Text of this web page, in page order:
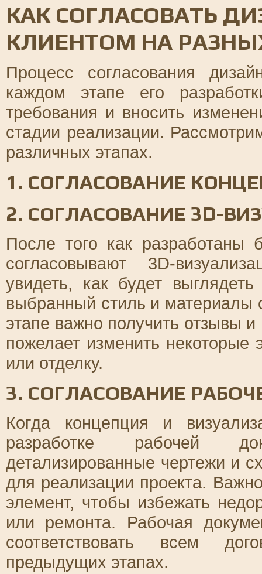
КАК СОГЛАСОВАТЬ
КЛИЕНТОМ НА
Процесс согласования
каждом этапе его
требования и вносить
стадии реализации.
различных этапах.
1. СОГЛАСОВАНИЕ
2. СОГЛАСОВАНИЕ 3D-
После того как разработаны
согласовывают 3D-
увидеть, как будет
выбранный стиль и материалы
этапе важно получить отзывы и
пожелает изменить
или отделку.
3. СОГЛАСОВАНИЕ
Когда концепция и
разработке рабочей
детализированные чертежи и
для реализации проекта.
элемент, чтобы избежать
или ремонта. Рабочая
соответствовать всем
предыдущих этапах.